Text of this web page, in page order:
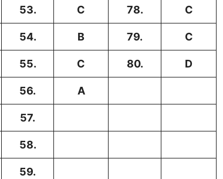
53. C 78. C
54. B 79. C
55. C 80. D
56. A
57.
58.
59.